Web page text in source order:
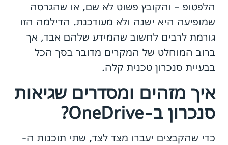
הלפטופ – והקובץ פשוט לא שם, או שהגרסה
שמופיעה היא ישנה ולא מעודכנת. הדילמה הזו
גורמת לרבים לחשוב שהמידע שלהם אבד, אך
ברוב המוחלט של המקרים מדובר בסך הכל
בבעיית סנכרון טכנית קלה.
איך מזהים ומסדרים שגיאות
סנכרון ב-OneDrive?
כדי שהקבצים יעברו מצד לצד, שתי תוכנות ה-